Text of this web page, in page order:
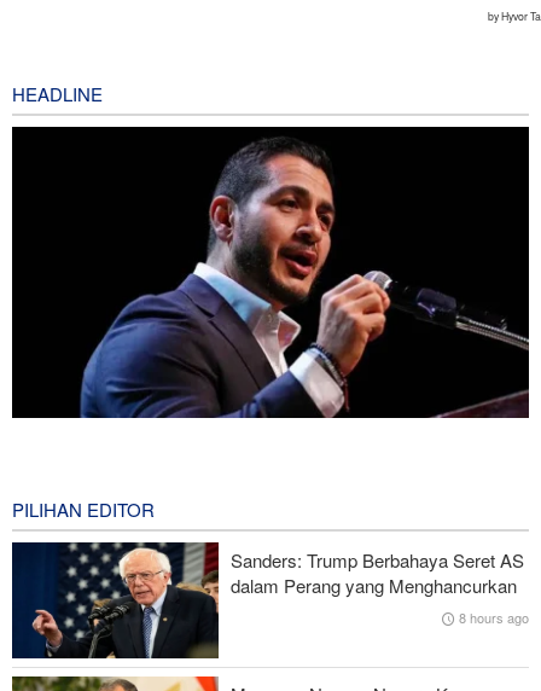
HEADLINE
Ghalibaf kepada Trump: Diplomasi Sandiwara AS telah Gagal !
Survei Reuters: Perang dengan Iran Faktor Penyebab
Ketidakstabilan Harga BBM di AS
Serangan Iran Sebabkan Lebih dari 700 Tentara AS Geger Otak
PILIHAN EDITOR
Sanders: Trump Berbahaya Seret AS
dalam Perang yang Menghancurkan
8 hours ago